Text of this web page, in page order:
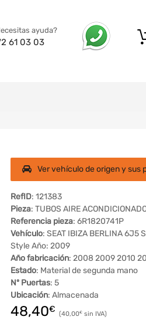
ayuda?
61 03 03
Ver vehículo de origen y sus
RefID: 121383
Pieza: TUBOS AIRE
Referencia pieza: 6R1820741P
Vehículo: SEAT IBIZA BERLINA 6J5
Style Año: 2009
Año fabricación: 2008 2009 2010
Estado: Material de segunda mano
Nº Puertas: 5
Ubicación: Almacenada
48,40€ 40,00€